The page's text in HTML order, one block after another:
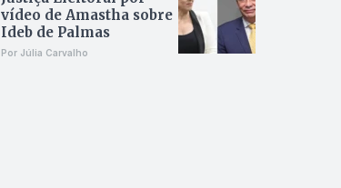
vídeo de Amastha sobre
Ideb de Palmas
Por Júlia Carvalho